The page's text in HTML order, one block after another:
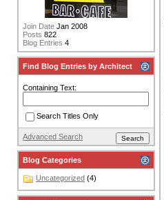
Join Date Jan 2008
Posts 822
Blog Entries 4
Find Blog Entries by Architect
Containing Text:
Search Titles Only
Advanced Search
Blog Categories
Uncategorized (4)